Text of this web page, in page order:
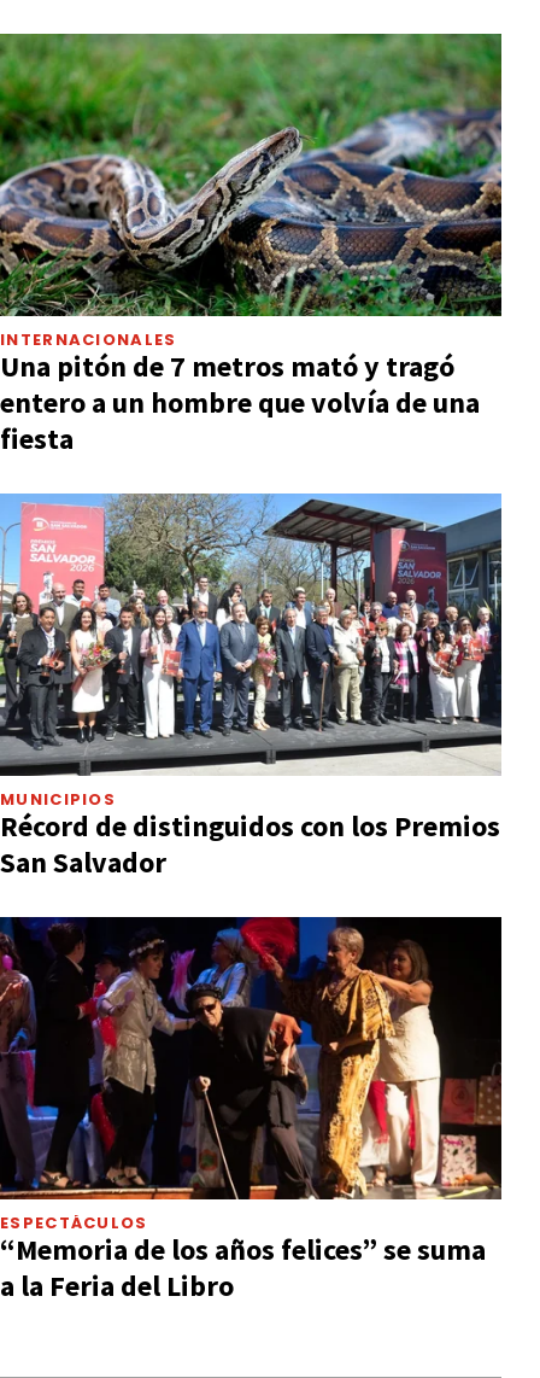
INTERNACIONALES
Una pitón de 7 metros mató y tragó
entero a un hombre que volvía de una
fiesta
MUNICIPIOS
Récord de distinguidos con los Premios
San Salvador
ESPECTÁCULOS
“Memoria de los años felices” se suma
a la Feria del Libro